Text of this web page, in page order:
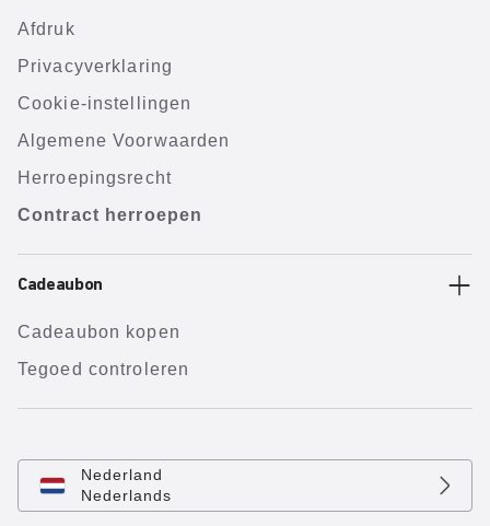
Afdruk
Privacyverklaring
Cookie-instellingen
Algemene Voorwaarden
Herroepingsrecht
Contract herroepen
Cadeaubon
Cadeaubon kopen
Tegoed controleren
Nederland
Nederlands